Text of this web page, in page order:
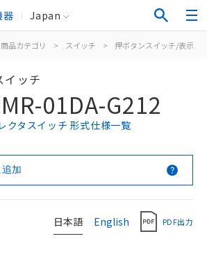
器 Japan
商品カテゴリ > スイッチ > 押ボタンスイッチ/表示灯
イッチ
01DA-G212
クタスイッチ 形式仕様一覧
加
日本語 English PDF出力